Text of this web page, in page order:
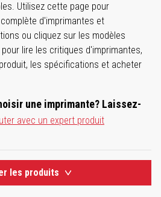
Utilisez cette page pour
d'imprimantes et
ou cliquez sur les modèles
lire les critiques d'imprimantes,
les spécifications et acheter
une imprimante? Laissez-
avec un expert produit
les produits